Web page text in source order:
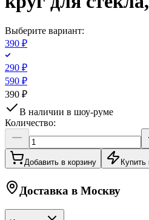
Выберите вариант:
390 ₽
290 ₽
590 ₽
390 ₽
В наличии в шоу-руме
Количество:
Добавить в корзину Купить
Доставка в Москву